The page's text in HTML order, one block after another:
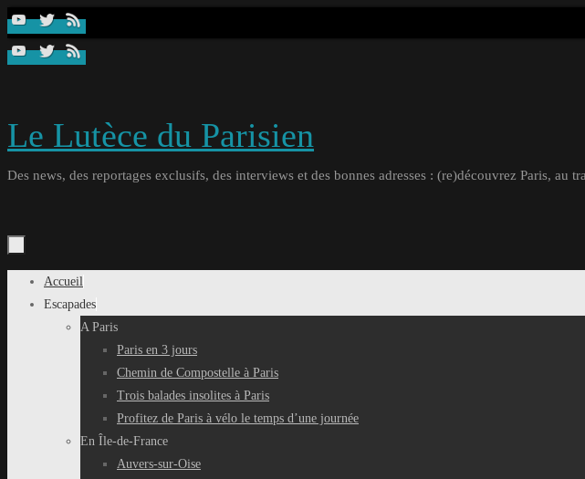
Passer
contenu
Le Lutèce du Parisien
Des news, des reportages exclusifs, des interviews et des bonnes adresses : (re)découvrez Paris, au
Passer
Accueil
Escapades
A Paris
Paris en 3 jours
Chemin de Compostelle à Paris
Trois balades insolites à Paris
Profitez de Paris à vélo le temps d’une journée
En Île-de-France
Auvers-sur-Oise